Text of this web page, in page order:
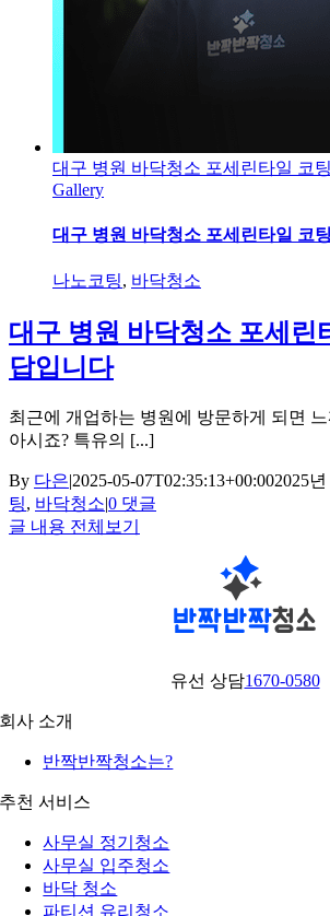
대구 병원 바닥청소 포세린타일 코
Gallery
대구 병원 바닥청소 포세린타일 코
나노코팅, 바닥청소
대구 병원 바닥청소 포세린
답입니다
최근에 개업하는 병원에 방문하게 되면
아시죠? 특유의 [...]
By 다은|2025-05-07T02:35:13+00:002025
팅, 바닥청소|0 댓글
글 내용 전체보기
유선 상담1670-0580
회사 소개
반짝반짝청소는?
추천 서비스
사무실 정기청소
사무실 입주청소
바닥 청소
파티션 유리청소